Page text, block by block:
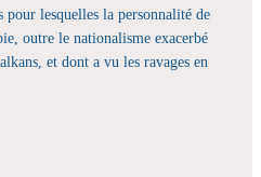
pour lesquelles la personnalité de
outre le nationalisme exacerbé
et dont a vu les ravages en